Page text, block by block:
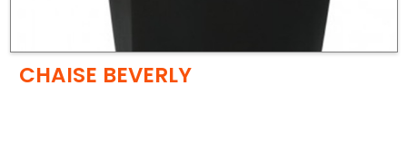
CHAISE BEVERLY